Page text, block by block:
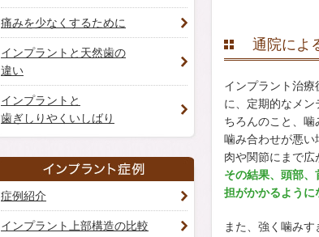
通院によ
インプラント治
に、定期的なメ
ちろんのこと、噛
噛み合わせが悪い
肉や関節にまで広
その結果、頭部
担がかかるように
また、強く噛み
痛みを少なくするために
インプラントと天然歯の
違い
インプラントと
歯ぎしりやくいしばり
症例紹介
インプラント上部構造の比較